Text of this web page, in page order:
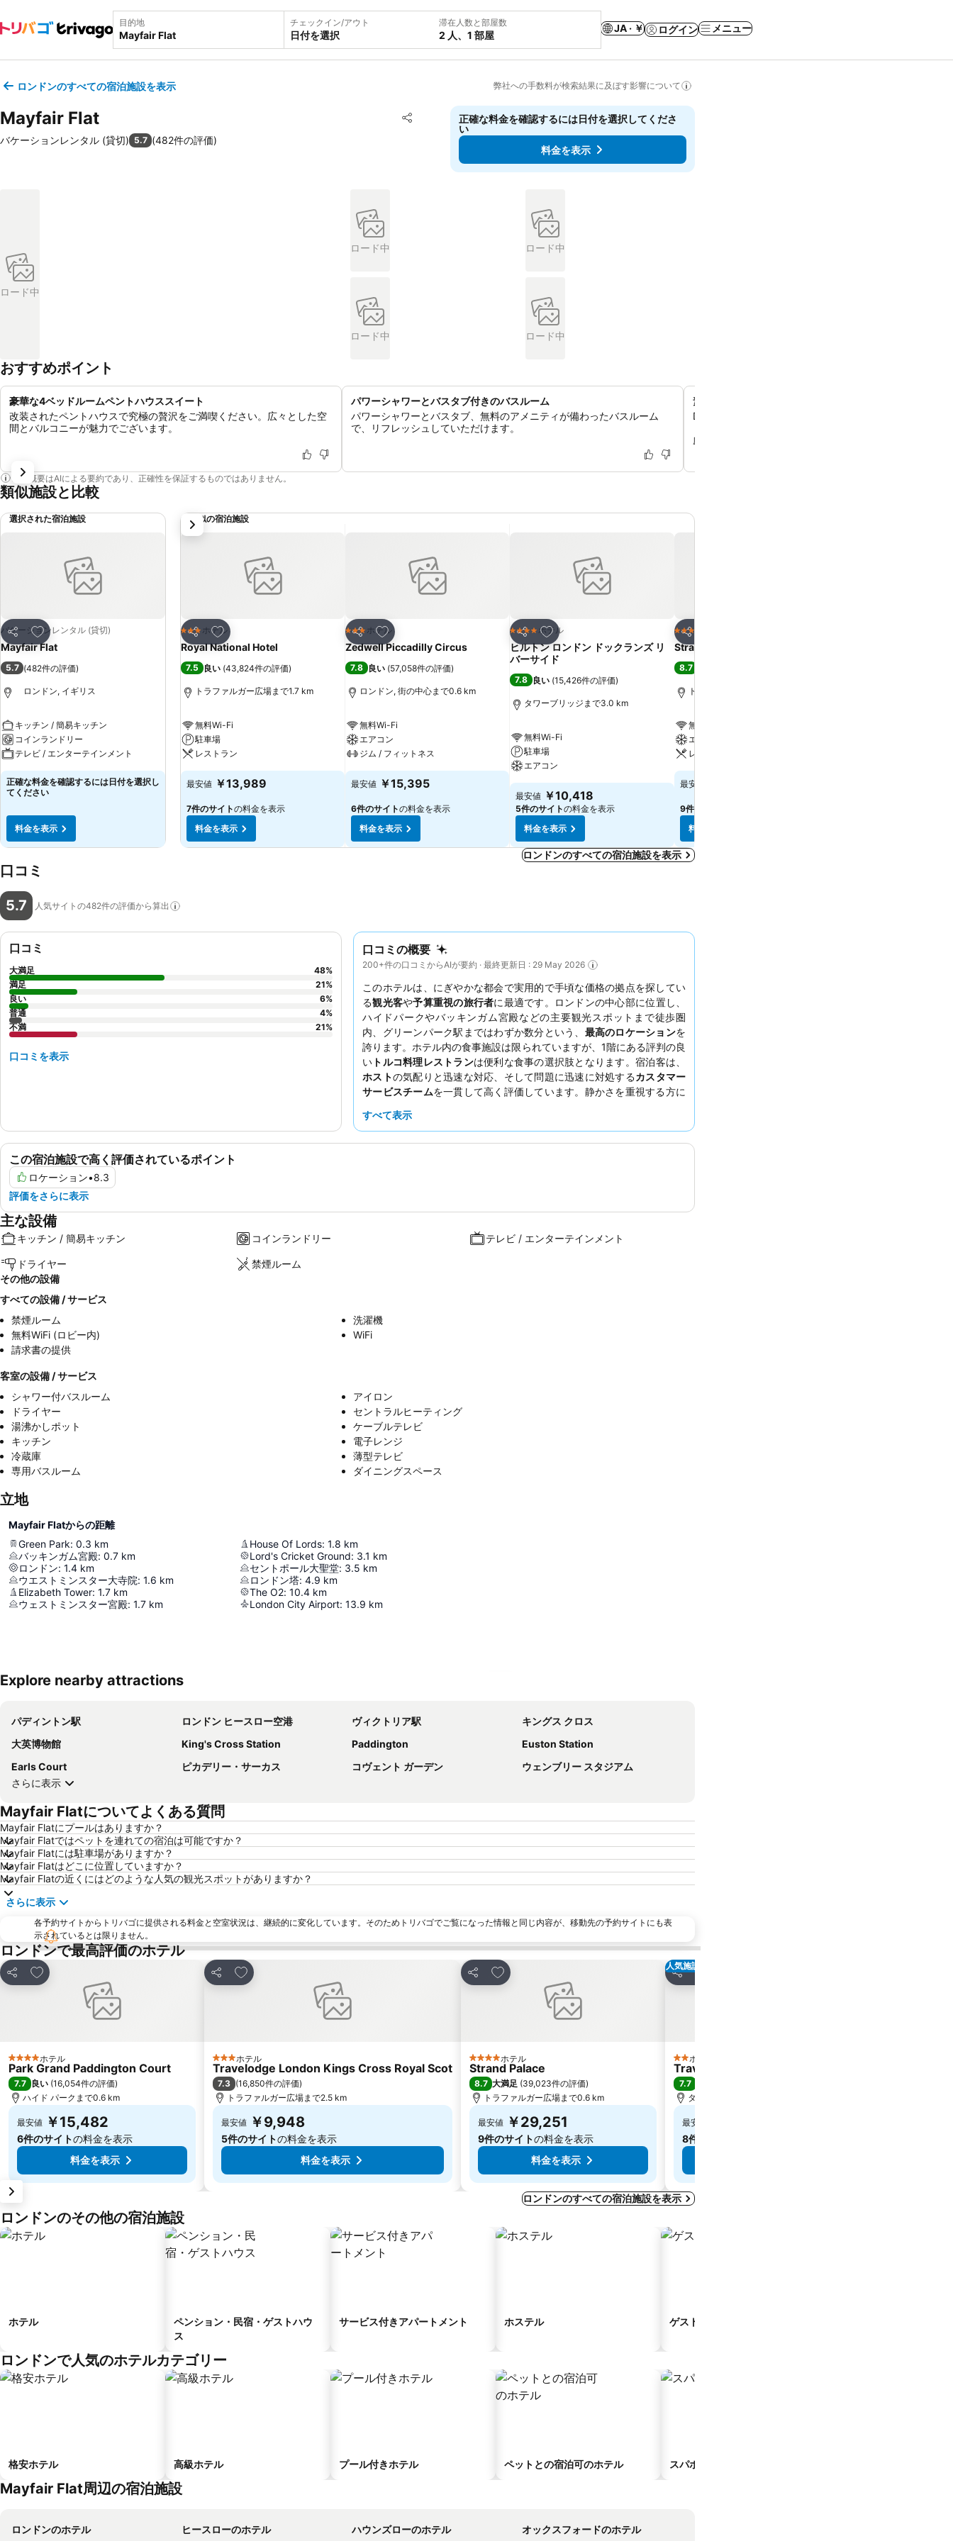
目的地 チェックイン/アウト
日付を選択
滞在人数と部屋数
2 人、1 部屋
JA · ￥ ログイン メニュー
ロンドンのすべての宿泊施設を表示 弊社への手数料が検索結果に及ぼす影響について
Mayfair Flat シェア
お気に入りに追加
バケーションレンタル (貸切) 5.7 (482件の評価)
正確な料金を確認するには日付を選択してくださ
い
料金を表示
ロード中
ロード中 ロード中
ロード中 ロード中
おすすめポイント
豪華な4ベッドルームペントハウススイート
改装されたペントハウスで究極の贅沢をご満喫ください。広々とした空
間とバルコニーが魅力でございます。
パワーシャワーとバスタブ付きのバスルーム
パワーシャワーとバスタブ、無料のアメニティが備わったバスルーム
で、リフレッシュしていただけます。
素晴らしいスタッフのサービス
Darineさん、Josephさん、Salmonさん、Sumanthさん
慮で高い評価を得ております。
この概要はAIによる要約であり、正確性を保証するものではありません。
類似施設と比較
選択された宿泊施設
シェア
お気に入りに追加
バケーションレンタル (貸切)
Mayfair Flat
5.7 (482件の評価)
ロンドン, イギリス
キッチン / 簡易キッチン
コインランドリー
テレビ / エンターテインメント
正確な料金を確認するには日付を選択し
てください
料金を表示
類似の宿泊施設
シェア
お気に入りに追加
3 ホテルのランク
ホテル
Royal National Hotel
7.5 良い (43,824件の評価)
トラファルガー広場まで1.7 km
無料Wi-Fi
駐車場
レストラン
最安値 ￥13,989
7件のサイトの料金を表示
料金を表示
シェア
お気に入りに追加
3 ホテルのランク
ホテル
Zedwell Piccadilly Circus
7.8 良い (57,058件の評価)
ロンドン, 街の中心まで0.6 km
無料Wi-Fi
エアコン
ジム / フィットネス
最安値 ￥15,395
6件のサイトの料金を表示
料金を表示
シェア
お気に入りに追加
4 ホテルのランク
ホテル
ヒルトン ロンドン ドックランズ リ
バーサイド
7.8 良い (15,426件の評価)
タワーブリッジまで3.0 km
無料Wi-Fi
駐車場
エアコン
最安値 ￥10,418
5件のサイトの料金を表示
料金を表示
シェア
4 ホテルのランク
Strand Palace
8.7
トラファルガー広場まで0.6 km
無料Wi-Fi
エアコン
レストラン
最安値
9件のサイト
料金を表示
次
ロンドンのすべての宿泊施設を表示
口コミ
5.7 人気サイトの482件の評価から算出
口コミの概要
200+件の口コミからAIが要約 · 最終更新日 : 29 May 2026
このホテルは、にぎやかな都会で実用的で手頃な価格の拠点を探してい
る観光客や予算重視の旅行者に最適です。ロンドンの中心部に位置し、
ハイドパークやバッキンガム宮殿などの主要観光スポットまで徒歩圏
内、グリーンパーク駅まではわずか数分という、 最高のロケーションを
誇ります。ホテル内の食事施設は限られていますが、1階にある評判の良
い トルコ料理レストランは便利な食事の選択肢となります。宿泊客は、
ホストの気配りと迅速な対応、そして問題に迅速に対処するカスタマー
サービスチームを一貫して高く評価しています。静かさを重視する方に
すべて表示
この宿泊施設で高く評価されているポイント
ロケーション•8.3
評価をさらに表示
口コミ
大満足 48%
満足
21%
良い
6%
普通
4%
不満
21%
口コミを表示
主な設備
キッチン / 簡易キッチン コインランドリー テレビ / エンターテインメント
ドライヤー
禁煙ルーム
その他の設備
すべての設備 / サービス
禁煙ルーム
洗濯機
無料WiFi (ロビー内)
WiFi
請求書の提供
客室の設備 / サービス
シャワー付バスルーム
アイロン
ドライヤー
セントラルヒーティング
湯沸かしポット
ケーブルテレビ
キッチン
電子レンジ
冷蔵庫
薄型テレビ
専用バスルーム
ダイニングスペース
立地
Mayfair Flatからの距離
Green Park: 0.3 km
バッキンガム宮殿: 0.7 km
ロンドン: 1.4 km
ウエストミンスター大寺院: 1.6 km
Elizabeth Tower: 1.7 km
ウェストミンスター宮殿: 1.7 km
House Of Lords: 1.8 km
Lord's Cricket Ground: 3.1 km
セントポール大聖堂: 3.5 km
ロンドン塔: 4.9 km
The O2: 10.4 km
London City Airport: 13.9 km
Explore nearby attractions
パディントン駅 ロンドン ヒースロー空港 ヴィクトリア駅
キングス クロス
大英博物館
King's Cross Station Paddington
Euston Station
Earls Court
ピカデリー・サーカス コヴェント ガーデン
ウェンブリー スタジアム
さらに表示
Mayfair Flatについてよくある質問
Mayfair Flatにプールはありますか？
Mayfair Flatではペットを連れての宿泊は可能ですか？
Mayfair Flatには駐車場がありますか？
Mayfair Flatはどこに位置していますか？
Mayfair Flatの近くにはどのような人気の観光スポットがありますか？
さらに表示
各予約サイトからトリバゴに提供される料金と空室状況は、継続的に変化しています。そのためトリバゴでご覧になった情報と同じ内容が、移動先の予約サイトにも表
示されているとは限りません。
ロンドンで最高評価のホテル
シェア
お気に入りに追加
4 ホテルのランク
ホテル
Park Grand Paddington Court
7.7 良い (16,054件の評価)
ハイド パークまで0.6 km
最安値 ￥15,482
6件のサイトの料金を表示
料金を表示
シェア
お気に入りに追加
3 ホテルのランク
ホテル
Travelodge London Kings Cross Royal Scot
7.3 (16,850件の評価)
トラファルガー広場まで2.5 km
最安値 ￥9,948
5件のサイトの料金を表示
料金を表示
シェア
お気に入りに追加
4 ホテルのランク
ホテル
Strand Palace
8.7 大満足 (39,023件の評価)
トラファルガー広場まで0.6 km
最安値 ￥29,251
9件のサイトの料金を表示
料金を表示
人気施設
シェア
お気に入りに追加
2 ホテルのランク
ホテル
Travelodge London Central City Road
7.7
タワーブリッジまで2.2 km
最安値
8件のサイト
ロンドンのすべての宿泊施設を表示
ロンドンのその他の宿泊施設
ホテル
ペンション・民宿・ゲストハウ
ス
サービス付きアパートメント ホステル ゲストハウス
ロンドンで人気のホテルカテゴリー
格安ホテル 高級ホテル プール付きホテル ペットとの宿泊可のホテル スパホテル
Mayfair Flat周辺の宿泊施設
ロンドンのホテル ヒースローのホテル ハウンズローのホテル オックスフォードのホテル